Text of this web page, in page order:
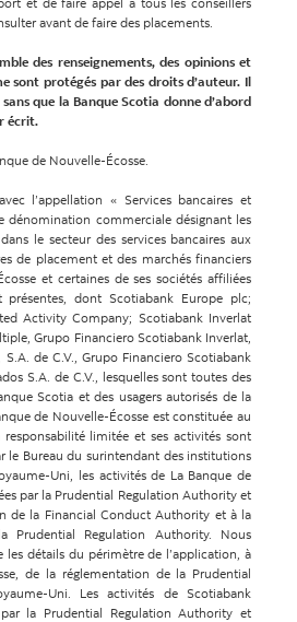
avant de faire des placements.
des renseignements, des opinions et
sont protégés par des droits d’auteur. Il
que la Banque Scotia donne d’abord
écrit.
de Nouvelle-Écosse.
l’appellation « Services bancaires et
dénomination commerciale désignant les
le secteur des services bancaires aux
de placement et des marchés financiers
et certaines de ses sociétés affiliées
dont Scotiabank Europe plc;
Activity Company; Scotiabank Inverlat
Grupo Financiero Scotiabank Inverlat,
de C.V., Grupo Financiero Scotiabank
S.A. de C.V., lesquelles sont toutes des
Scotia et des usagers autorisés de la
de Nouvelle-Écosse est constituée au
limitée et ses activités sont
le Bureau du surintendant des institutions
Uni, les activités de La Banque de
par la Prudential Regulation Authority et
de la Financial Conduct Authority et à la
Prudential Regulation Authority. Nous
détails du périmètre de l’application, à
de la réglementation de la Prudential
Uni. Les activités de Scotiabank
la Prudential Regulation Authority et